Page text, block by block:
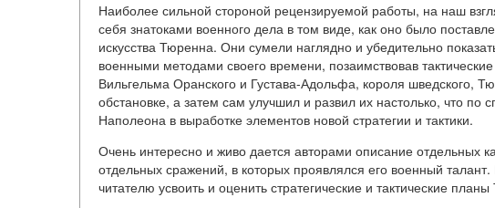
Наиболее сильной стороной рецензируемой работы, на наш
себя знатоками военного дела в том виде, как оно было
искусства Тюренна. Они сумели наглядно и убедительно
военными методами своего времени, позаимствовав
Вильгельма Оранского и Густава-Адольфа, короля шведского,
обстановке, а затем сам улучшил и развил их настолько, что по
Наполеона в выработке элементов новой стратегии и тактики.
Очень интересно и живо дается авторами описание отдельных
отдельных сражений, в которых проявлялся его военный
читателю усвоить и оценить стратегические и тактические